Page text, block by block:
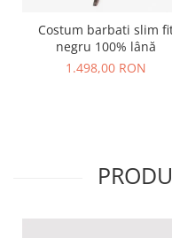
Costum barbati slim
negru 100% lână
1.498,00 RON